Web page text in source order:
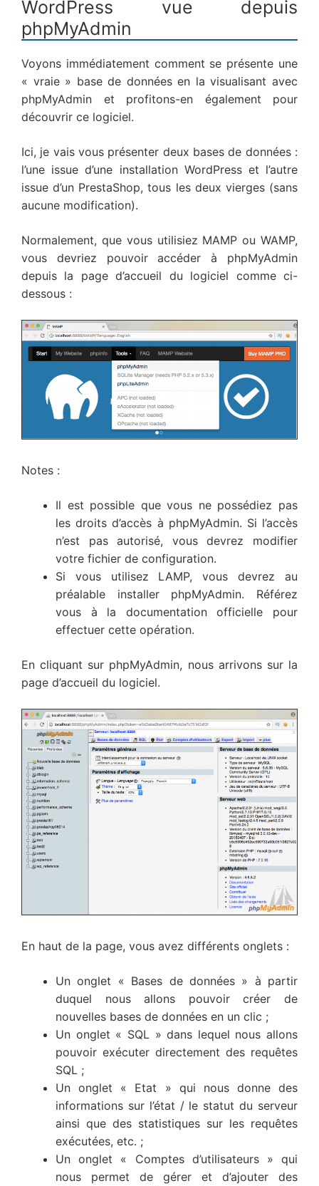
WordPress vue depuis
phpMyAdmin
Voyons immédiatement comment se présente une
« vraie » base de données en la visualisant avec
phpMyAdmin et profitons-en également pour
découvrir ce logiciel.
Ici, je vais vous présenter deux bases de données :
l’une issue d’une installation WordPress et l’autre
issue d’un PrestaShop, tous les deux vierges (sans
aucune modification).
Normalement, que vous utilisiez MAMP ou WAMP,
vous devriez pouvoir accéder à phpMyAdmin
depuis la page d’accueil du logiciel comme ci-
dessous :
Notes :
Il est possible que vous ne possédiez pas
les droits d’accès à phpMyAdmin. Si l’accès
n’est pas autorisé, vous devrez modifier
votre fichier de configuration.
Si vous utilisez LAMP, vous devrez au
préalable installer phpMyAdmin. Référez
vous à la documentation officielle pour
effectuer cette opération.
En cliquant sur phpMyAdmin, nous arrivons sur la
page d’accueil du logiciel.
En haut de la page, vous avez différents onglets :
Un onglet « Bases de données » à partir
duquel nous allons pouvoir créer de
nouvelles bases de données en un clic ;
Un onglet « SQL » dans lequel nous allons
pouvoir exécuter directement des requêtes
SQL ;
Un onglet « Etat » qui nous donne des
informations sur l’état / le statut du serveur
ainsi que des statistiques sur les requêtes
exécutées, etc. ;
Un onglet « Comptes d’utilisateurs » qui
nous permet de gérer et d’ajouter des